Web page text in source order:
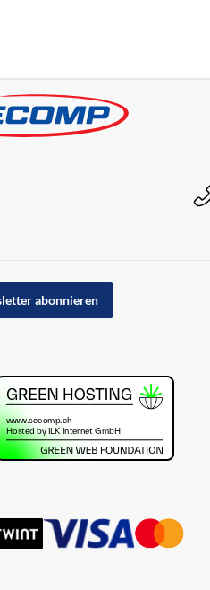
abonnieren